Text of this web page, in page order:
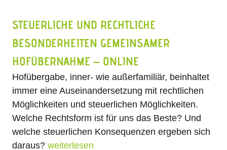
STEUERLICHE UND RECHTLICHE
BESONDERHEITEN GEMEINSAMER
HOFÜBERNAHME – ONLINE
Hofübergabe, inner- wie außerfamiliär, beinhaltet
immer eine Auseinandersetzung mit rechtlichen
Möglichkeiten und steuerlichen Möglichkeiten.
Welche Rechtsform ist für uns das Beste? Und
welche steuerlichen Konsequenzen ergeben sich
daraus?weiterlesen